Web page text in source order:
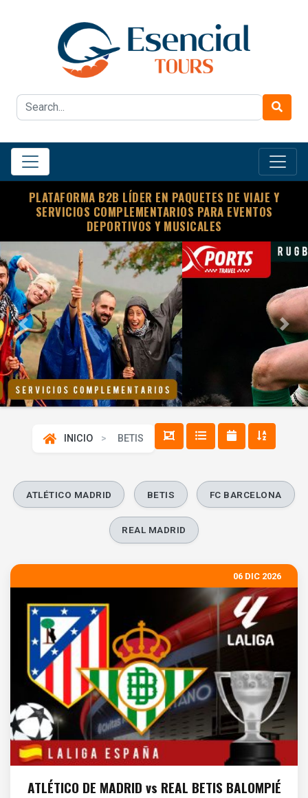
PLATAFORMA B2B LÍDER EN PAQUETES DE VIAJE Y
SERVICIOS COMPLEMENTARIOS PARA EVENTOS
DEPORTIVOS Y MUSICALES
Previous Next
INICIO BETIS
ATLÉTICO MADRID BETIS FC BARCELONA
REAL MADRID
06 DIC 2026
ATLÉTICO DE MADRID vs REAL BETIS BALOMPIÉ